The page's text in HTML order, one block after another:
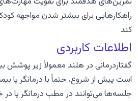
راهکارهایی برای بیشتر شدن مواجهه
کند
اطلاعات کاربردی
گفتاردرمانی در هلند معمولاً زیر پوشش
است پیش از شروع، حتماً با درمانگر یا
جلسه‌ها می‌توانند در مطب درمانگر یا در